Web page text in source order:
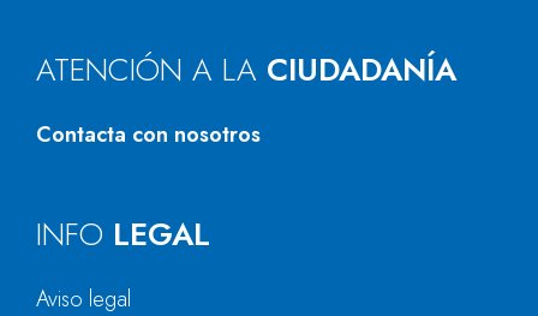
ATENCIÓN A LA CIUDADANÍA
Contacta con nosotros
INFO LEGAL
Aviso legal